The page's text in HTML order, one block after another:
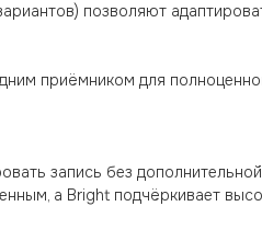
позволяют
приёмником для
запись без
а Bright подчёркивает